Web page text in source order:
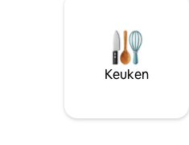
Keuken